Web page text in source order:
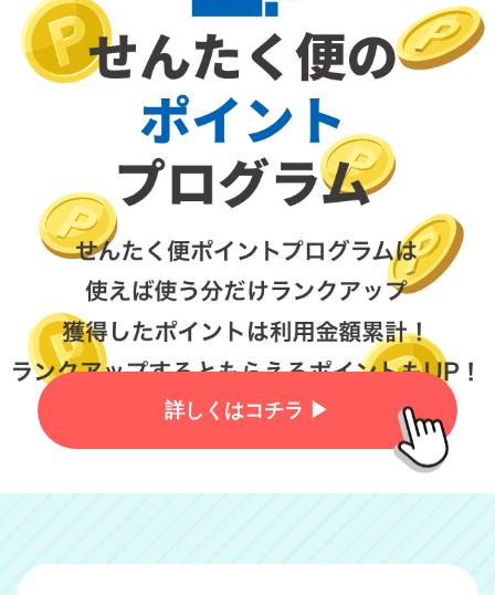
詳しくはコチラ ▶︎